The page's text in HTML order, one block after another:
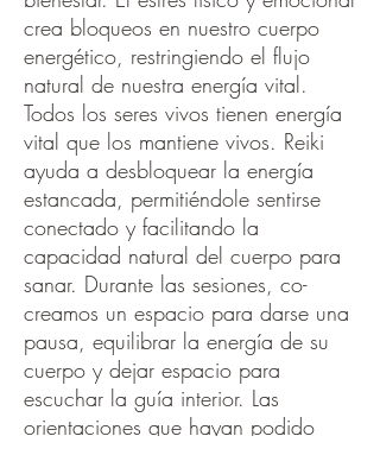
crea bloqueos en nuestro cuerpo
energético, restringiendo el flujo
natural de nuestra energía vital.
Todos los seres vivos tienen energía
vital que los mantiene vivos. Reiki
ayuda a desbloquear la energía
estancada, permitiéndole sentirse
conectado y facilitando la
capacidad natural del cuerpo para
sanar. Durante las sesiones, co-
creamos un espacio para darse una
pausa, equilibrar la energía de su
cuerpo y dejar espacio para
escuchar la guía interior. Las
orientaciones que hayan podido